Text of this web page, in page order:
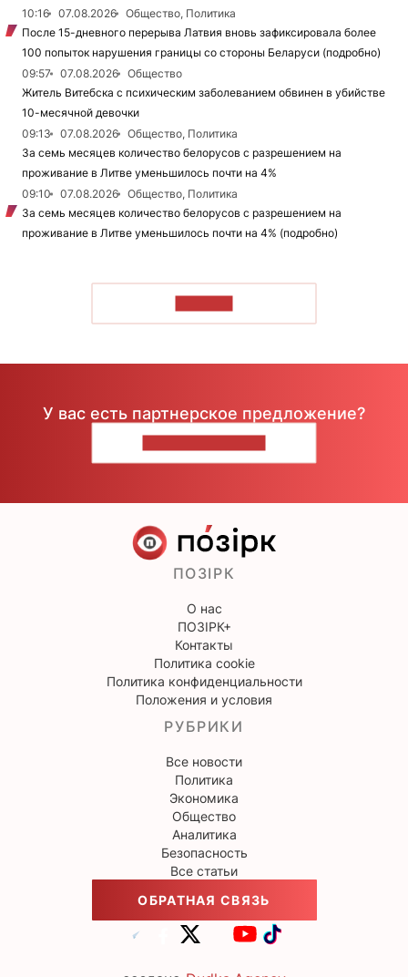
10:16
07.08.2026
Общество, Политика
После 15-дневного перерыва Латвия вновь зафиксировала более
100 попыток нарушения границы со стороны Беларуси (подробно)
09:57
07.08.2026
Общество
Житель Витебска с психическим заболеванием обвинен в убийстве
10-месячной девочки
09:13
07.08.2026
Общество, Политика
За семь месяцев количество белорусов с разрешением на
проживание в Литве уменьшилось почти на 4%
09:10
07.08.2026
Общество, Политика
За семь месяцев количество белорусов с разрешением на
проживание в Литве уменьшилось почти на 4% (подробно)
У вас есть партнерское предложение?
ПОЗІРК
О нас
ПОЗІРК+
Контакты
Политика cookie
Политика конфиденциальности
Положения и условия
РУБРИКИ
Все новости
Политика
Экономика
Общество
Аналитика
Безопасность
Все статьи
ОБРАТНАЯ СВЯЗЬ